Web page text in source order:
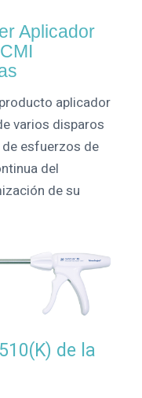
Aplicador
aplicador
varios disparos
esfuerzos de
del
de su
de la